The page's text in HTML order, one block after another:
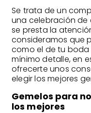
Se trata de un
una celebración de
se presta la
consideramos que
como el de tu
mínimo detalle, en
ofrecerte unos
elegir los mejores
Gemelos para
los mejores